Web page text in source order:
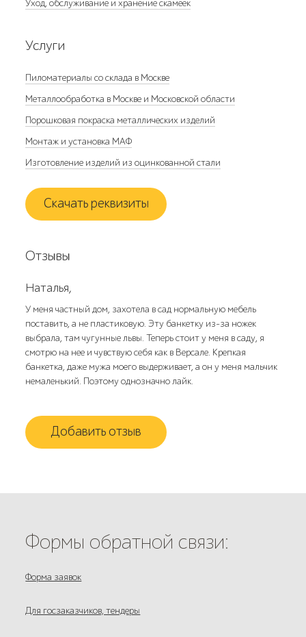
Уход, обслуживание и хранение скамеек
Услуги
Пиломатериалы со склада в Москве
Металлообработка в Москве и Московской области
Порошковая покраска металлических изделий
Монтаж и установка МАФ
Изготовление изделий из оцинкованной стали
Скачать реквизиты
Отзывы
Наталья,
У меня частный дом, захотела в сад нормальную мебель
поставить, а не пластиковую. Эту банкетку из-за ножек
выбрала, там чугунные львы. Теперь стоит у меня в саду, я
смотрю на нее и чувствую себя как в Версале. Крепкая
банкетка, даже мужа моего выдерживает, а он у меня мальчик
немаленький. Поэтому однозначно лайк.
Добавить отзыв
Формы обратной связи:
Форма заявок
Для госзаказчиков, тендеры